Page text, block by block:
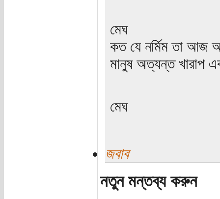
মেঘ
কত যে নর্মিম তা আজ
মানুষ অত্যন্ত খারাপ
মেঘ
জবাব
নতুন মন্তব্য করুন